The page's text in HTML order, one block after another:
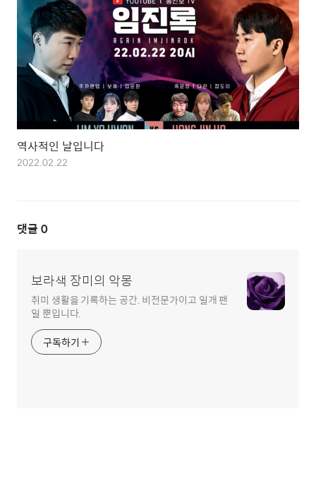
역사적인 날입니다
2022.02.22
댓글 0
보라색 장미의 악몽
취미 생활을 기록하는 공간. 비전문가이고 일개 팬
일 뿐입니다.
구독하기